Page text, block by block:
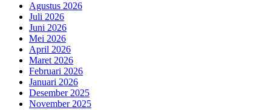
Agustus 2026
Juli 2026
Juni 2026
Mei 2026
April 2026
Maret 2026
Februari 2026
Januari 2026
Desember 2025
November 2025